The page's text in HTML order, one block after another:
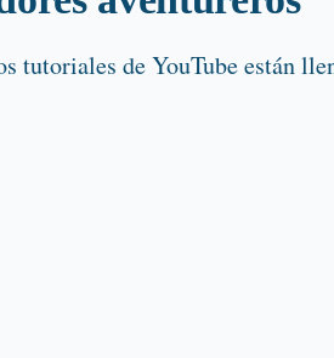
tutoriales de YouTube están